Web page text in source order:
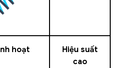
hoạt
Hiệu suất
cao